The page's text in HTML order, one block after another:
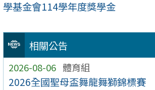
相關公告
2026-08-06 體育組
2026全國聖母盃舞龍舞獅錦標賽
學基金會114學年度獎學金